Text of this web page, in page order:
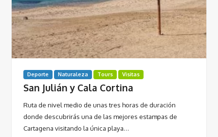
Deporte Naturaleza Tours Visitas
San Julián y Cala Cortina
Ruta de nivel medio de unas tres horas de duración
donde descubrirás una de las mejores estampas de
Cartagena visitando la única playa…